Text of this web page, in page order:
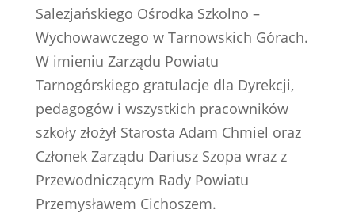
Salezjańskiego Ośrodka Szkolno –
Wychowawczego w Tarnowskich Górach.
W imieniu Zarządu Powiatu
Tarnogórskiego gratulacje dla Dyrekcji,
pedagogów i wszystkich pracowników
szkoły złożył Starosta Adam Chmiel oraz
Członek Zarządu Dariusz Szopa wraz z
Przewodniczącym Rady Powiatu
Przemysławem Cichoszem.